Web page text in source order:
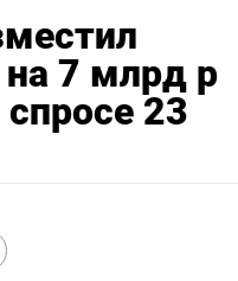
7 млрд р
23